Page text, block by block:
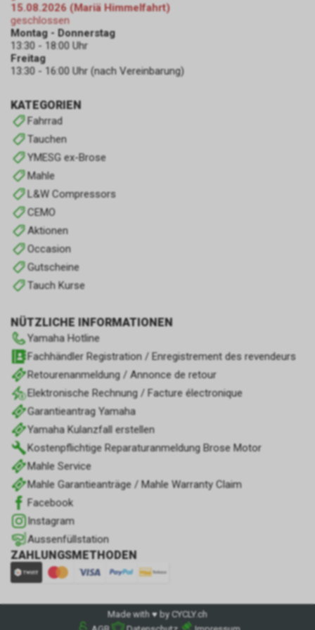
KATEGORIEN
Fahrrad
Tauchen
YMESG ex-Brose
Mahle
L&W Compressors
CEMO
Aktionen
Occasion
Gutscheine
Tauch Kurse
NÜTZLICHE INFORMATIONEN
Yamaha Hotline
Fachhändler Registration / Enregistrement des revendeurs
Retourenanmeldung / Annonce de retour
Elektronische Rechnung / Facture électronique
Garantieantrag Yamaha
Yamaha Kulanzfall erstellen
Kostenpflichtige Reparaturanmeldung Brose Motor
Mahle Service
Mahle Garantieanträge / Mahle Warranty Claim
Facebook
Instagram
Aussenfüllstation
ZAHLUNGSMETHODEN
15.08.2026 (Mariä Himmelfahrt)
geschlossen
Montag - Donnerstag
13:30 - 18:00 Uhr
Freitag
13:30 - 16:00 Uhr (nach Vereinbarung)
Made with ♥ by CYCLY.ch